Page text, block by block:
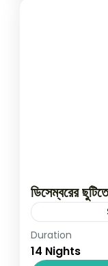
ডিসেম্বরের
বছরের শেষ সময়ে
মূল্যে ওমরাহ্‌
Duration
14 Nights